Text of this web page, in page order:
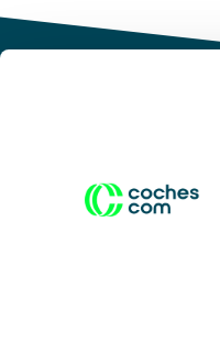
Conduce
desata tu